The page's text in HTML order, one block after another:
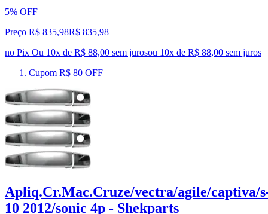
5% OFF
Preço R$ 835,98R$ 835,98
no Pix Ou 10x de R$ 88,00 sem jurosou 10x de R$ 88,00 sem juros
Cupom R$ 80 OFF
Apliq.Cr.Mac.Cruze/vectra/agile/captiva/
10 2012/sonic 4p - Shekparts